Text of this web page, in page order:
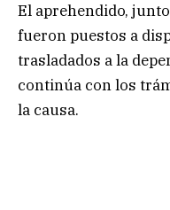
El aprehendido,
fueron puestos a
trasladados a la
continúa con los
la causa.